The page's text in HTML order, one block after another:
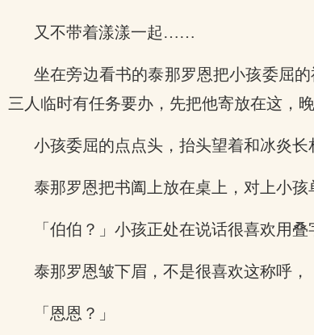
又不带着漾漾一起……
坐在旁边看书的泰那罗恩把小孩委屈
三人临时有任务要办，先把他寄放在这，晚
小孩委屈的点点头，抬头望着和冰炎
泰那罗恩把书阖上放在桌上，对上小
「伯伯？」小孩正处在说话很喜欢用
泰那罗恩皱下眉，不是很喜欢这称呼，
「恩恩？」